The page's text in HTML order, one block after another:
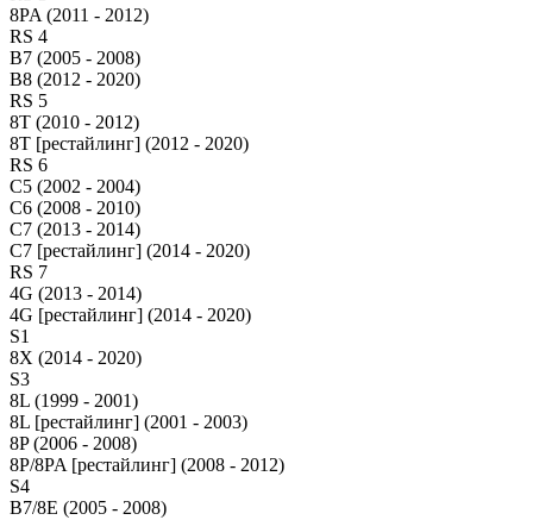
8PA (2011 - 2012)
RS 4
B7 (2005 - 2008)
B8 (2012 - 2020)
RS 5
8T (2010 - 2012)
8T [рестайлинг] (2012 - 2020)
RS 6
C5 (2002 - 2004)
C6 (2008 - 2010)
C7 (2013 - 2014)
C7 [рестайлинг] (2014 - 2020)
RS 7
4G (2013 - 2014)
4G [рестайлинг] (2014 - 2020)
S1
8X (2014 - 2020)
S3
8L (1999 - 2001)
8L [рестайлинг] (2001 - 2003)
8P (2006 - 2008)
8P/8PA [рестайлинг] (2008 - 2012)
S4
B7/8E (2005 - 2008)